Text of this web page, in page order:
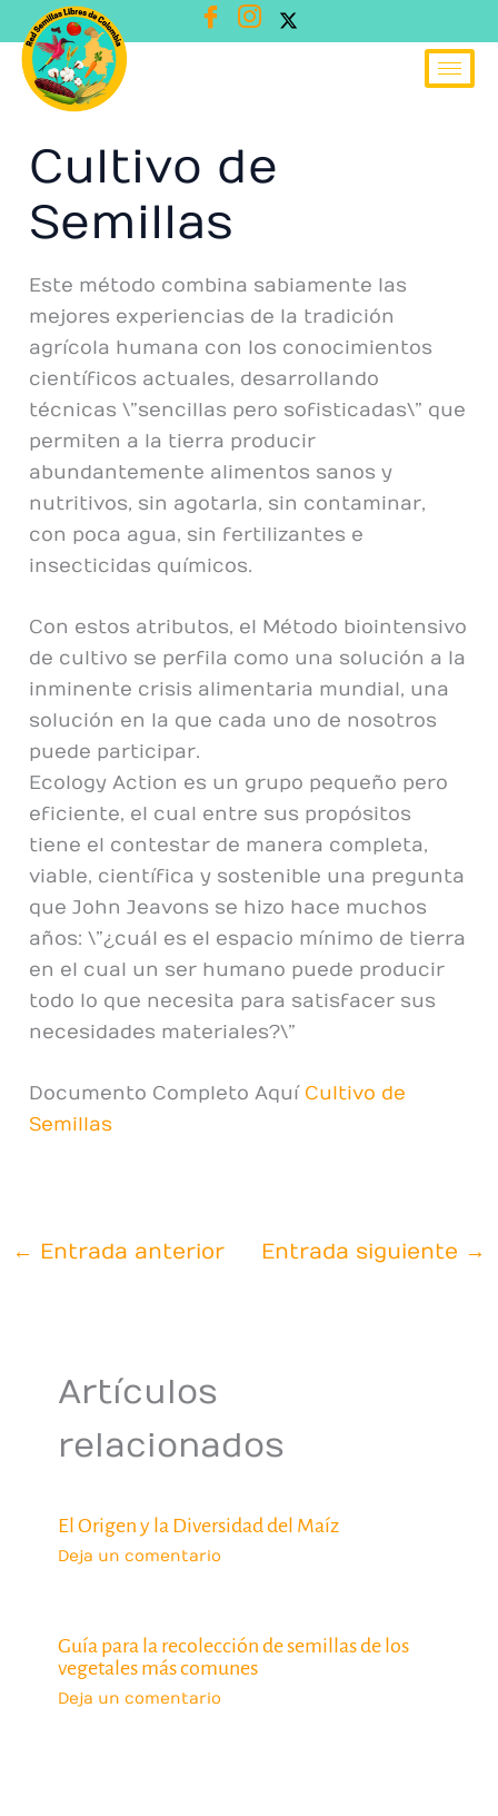
al
contenido
Cultivo de
Semillas
Este método combina sabiamente las
mejores experiencias de la tradición
agrícola humana con los conocimientos
científicos actuales, desarrollando
técnicas \”sencillas pero sofisticadas\” que
permiten a la tierra producir
abundantemente alimentos sanos y
nutritivos, sin agotarla, sin contaminar,
con poca agua, sin fertilizantes e
insecticidas químicos.
Con estos atributos, el Método biointensivo
de cultivo se perfila como una solución a la
inminente crisis alimentaria mundial, una
solución en la que cada uno de nosotros
puede participar.
Ecology Action es un grupo pequeño pero
eficiente, el cual entre sus propósitos
tiene el contestar de manera completa,
viable, científica y sostenible una pregunta
que John Jeavons se hizo hace muchos
años: \”¿cuál es el espacio mínimo de tierra
en el cual un ser humano puede producir
todo lo que necesita para satisfacer sus
necesidades materiales?\”
Documento Completo Aquí Cultivo de
Semillas
← Entrada anterior Entrada siguiente →
Artículos
relacionados
El Origen y la Diversidad del Maíz
Deja un comentario
Guía para la recolección de semillas de los
vegetales más comunes
Deja un comentario